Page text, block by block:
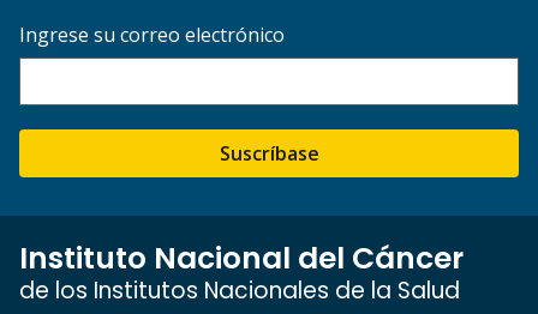
Ingrese su correo electrónico
Suscríbase
Instituto Nacional del Cáncer
de los Institutos Nacionales de la Salud